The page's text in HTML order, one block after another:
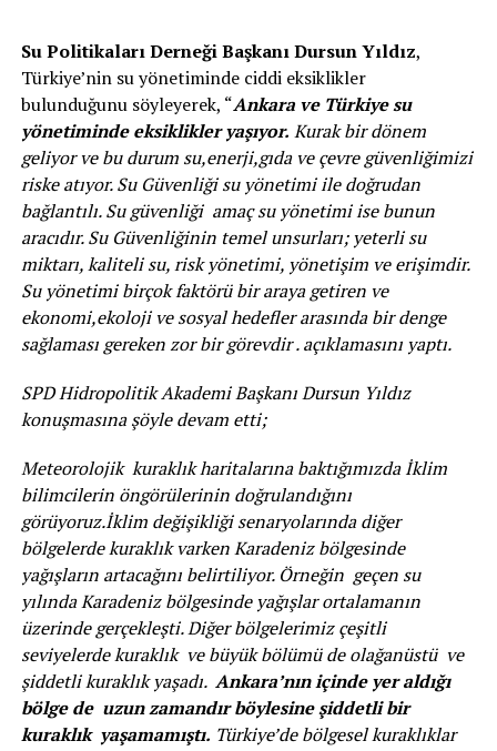
Su Politikaları Derneği Başkanı Dursun Yıldız,
Türkiye’nin su yönetiminde ciddi eksiklikler
bulunduğunu söyleyerek, “Ankara ve Türkiye su
yönetiminde eksiklikler yaşıyor. Kurak bir dönem
geliyor ve bu durum su,enerji,gıda ve çevre güvenliğimizi
riske atıyor. Su Güvenliği su yönetimi ile doğrudan
bağlantılı. Su güvenliği amaç su yönetimi ise bunun
aracıdır. Su Güvenliğinin temel unsurları; yeterli su
miktarı, kaliteli su, risk yönetimi, yönetişim ve erişimdir.
Su yönetimi birçok faktörü bir araya getiren ve
ekonomi,ekoloji ve sosyal hedefler arasında bir denge
sağlaması gereken zor bir görevdir . açıklamasını yaptı.
SPD Hidropolitik Akademi Başkanı Dursun Yıldız
konuşmasına şöyle devam etti;
Meteorolojik kuraklık haritalarına baktığımızda İklim
bilimcilerin öngörülerinin doğrulandığını
görüyoruz.İklim değişikliği senaryolarında diğer
bölgelerde kuraklık varken Karadeniz bölgesinde
yağışların artacağını belirtiliyor. Örneğin geçen su
yılında Karadeniz bölgesinde yağışlar ortalamanın
üzerinde gerçekleşti. Diğer bölgelerimiz çeşitli
seviyelerde kuraklık ve büyük bölümü de olağanüstü ve
şiddetli kuraklık yaşadı. Ankara’nın içinde yer aldığı
bölge de uzun zamandır böylesine şiddetli bir
kuraklık yaşamamıştı. Türkiye’de bölgesel kuraklıklar